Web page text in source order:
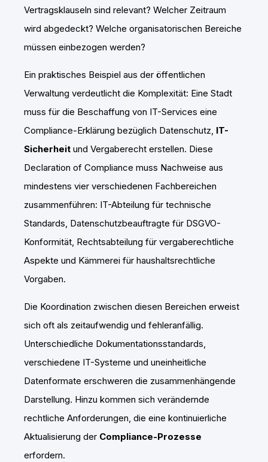
Vertragsklauseln sind relevant? Welcher Zeitraum
wird abgedeckt? Welche organisatorischen Bereiche
müssen einbezogen werden?
Ein praktisches Beispiel aus der öffentlichen
Verwaltung verdeutlicht die Komplexität: Eine Stadt
muss für die Beschaffung von IT-Services eine
Compliance-Erklärung bezüglich Datenschutz, IT-
Sicherheit und Vergaberecht erstellen. Diese
Declaration of Compliance muss Nachweise aus
mindestens vier verschiedenen Fachbereichen
zusammenführen: IT-Abteilung für technische
Standards, Datenschutzbeauftragte für DSGVO-
Konformität, Rechtsabteilung für vergaberechtliche
Aspekte und Kämmerei für haushaltsrechtliche
Vorgaben.
Die Koordination zwischen diesen Bereichen erweist
sich oft als zeitaufwendig und fehleranfällig.
Unterschiedliche Dokumentationsstandards,
verschiedene IT-Systeme und uneinheitliche
Datenformate erschweren die zusammenhängende
Darstellung. Hinzu kommen sich verändernde
rechtliche Anforderungen, die eine kontinuierliche
Aktualisierung der Compliance-Prozesse
erfordern.